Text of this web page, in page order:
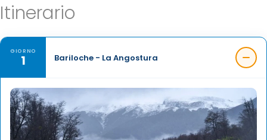
Itinerario
GIORNO
1 Bariloche - La Angostura